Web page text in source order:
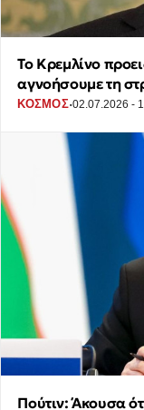
Το Κρεμλίνο
αγνοήσουμε τη
ΚΟΣΜΟΣ·02.07.2026 -
Πούτιν: Άκουσα